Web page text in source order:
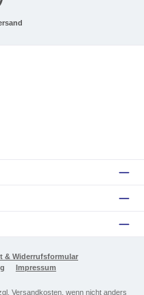
& Widerrufsformular
Impressum
Versandkosten, wenn nicht anders